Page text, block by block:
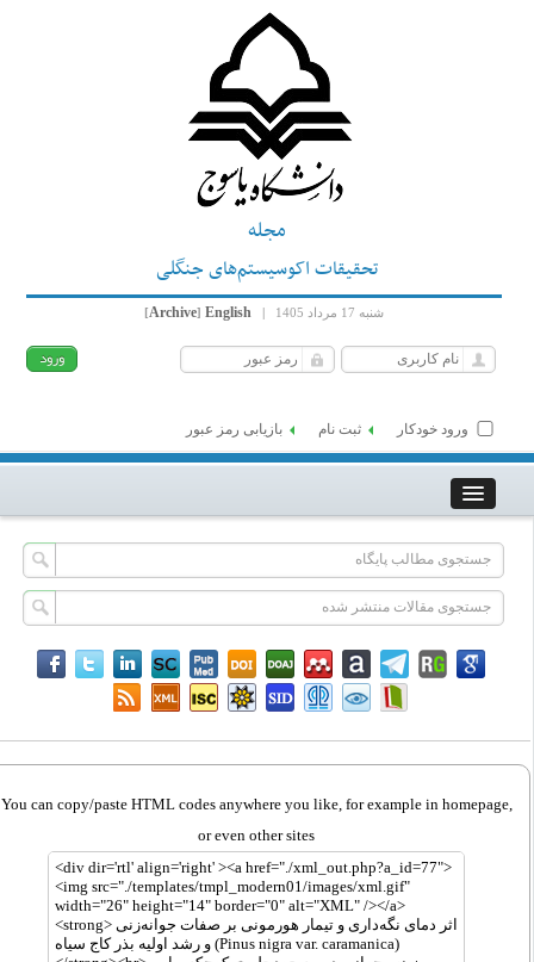
مجله
تحقیقات اکوسیستم‌های جنگلی
شنبه 17 مرداد 1405 |
English
[Archive]
ورود خودکار ثبت نام بازیابی رمز عبور
You can copy/paste HTML codes anywhere you like, for example in homepage,
or even other sites